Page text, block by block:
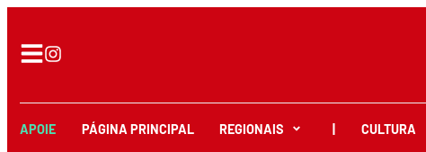
APOIE PÁGINA PRINCIPAL REGIONAIS CULTURA